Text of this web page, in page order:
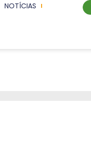
NOTÍCIAS